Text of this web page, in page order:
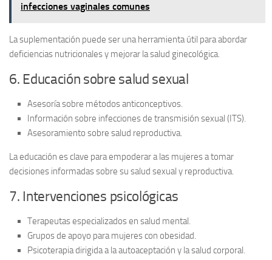
infecciones vaginales comunes
Lasuplementación puede ser una herramienta útil para abordar
deficiencias nutricionales y mejorar la salud ginecológica.
6. Educación sobre salud sexual
Asesoría sobre métodos anticonceptivos.
Información sobre infecciones de transmisión sexual (ITS).
Asesoramiento sobre salud reproductiva.
La educación es clave para empoderar a las mujeres a tomar
decisiones informadas sobre su salud sexual y reproductiva.
7. Intervenciones psicológicas
Terapeutas especializados en salud mental.
Grupos de apoyo para mujeres con obesidad.
Psicoterapia dirigida a la autoaceptación y la salud corporal.